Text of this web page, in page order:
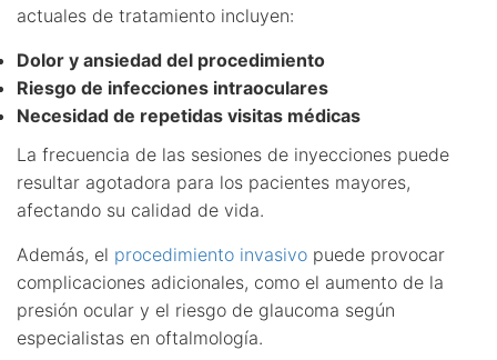
actuales de tratamiento incluyen:
Dolor y ansiedad del procedimiento
Riesgo de infecciones intraoculares
Necesidad de repetidas visitas médicas
La frecuencia de las sesiones de inyecciones puede
resultar agotadora para los pacientes mayores,
afectando su calidad de vida.
Además, el procedimiento invasivo puede provocar
complicaciones adicionales, como el aumento de la
presión ocular y el riesgo de glaucoma según
especialistas en oftalmología.